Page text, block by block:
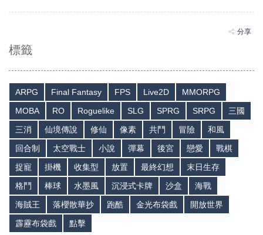
分享
標籤
ARPG Final Fantasy FPS Live2D
MMORPG
MOBA
RO Roguelike SLG SPRG SRPG
三國
三消
仙境傳說 修仙 像素 共鬥 冒險
和風
回合制
太空戰士 小說 彈幕 後宮 戀愛
戰棋
捉寵
掛機 收集型 放置 最終幻想
末日生存
格鬥
棒球 水墨風 沉浸式卡牌 沙盒
海戰
海賊王
落櫻散華抄 跑酷 金光布袋戲
開放世界
霹靂布袋戲
點擊